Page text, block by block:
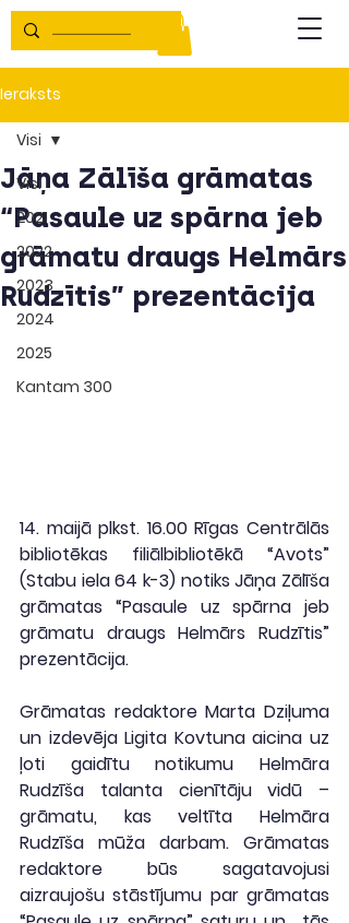
Ieraksts
Visi
2021
2022
2023
2024
2025
Kantam 300
Visi
Jāņa Zālīša grāmatas
“Pasaule uz spārna jeb
grāmatu draugs Helmārs
Rudzītis” prezentācija
14. maijā plkst. 16.00 Rīgas Centrālās
bibliotēkas filiālbibliotēkā “Avots”
(Stabu iela 64 k-3) notiks Jāņa Zālīša
grāmatas “Pasaule uz spārna jeb
grāmatu draugs Helmārs Rudzītis”
prezentācija.
Grāmatas redaktore Marta Dziļuma
un izdevēja Ligita Kovtuna aicina uz
ļoti gaidītu notikumu Helmāra
Rudzīša talanta cienītāju vidū –
grāmatu, kas veltīta Helmāra
Rudzīša mūža darbam. Grāmatas
redaktore būs sagatavojusi
aizraujošu stāstījumu par grāmatas